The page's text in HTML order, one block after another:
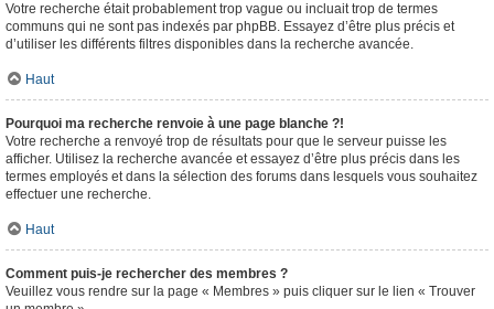
Votre recherche était probablement trop vague ou incluait trop de termes
communs qui ne sont pas indexés par phpBB. Essayez d’être plus précis et
d’utiliser les différents filtres disponibles dans la recherche avancée.
Haut
Pourquoi ma recherche renvoie à une page blanche ?!
Votre recherche a renvoyé trop de résultats pour que le serveur puisse les
afficher. Utilisez la recherche avancée et essayez d’être plus précis dans les
termes employés et dans la sélection des forums dans lesquels vous souhaitez
effectuer une recherche.
Haut
Comment puis-je rechercher des membres ?
Veuillez vous rendre sur la page « Membres » puis cliquer sur le lien « Trouver